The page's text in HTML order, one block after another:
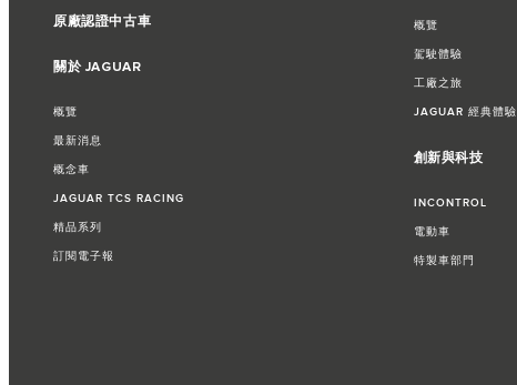
原廠認證中古車
關於 JAGUAR
概覽
最新消息
概念車
JAGUAR TCS RACING
精品系列
訂閱電子報
概覽
駕駛體驗
工廠之旅​
JAGUAR 經典體驗​
創新與科技
INCONTROL
電動車
特製車部門​